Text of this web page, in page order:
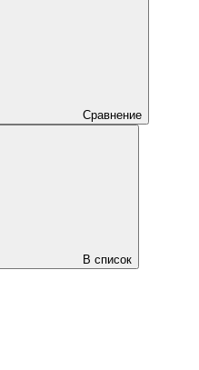
Сравнение
В список